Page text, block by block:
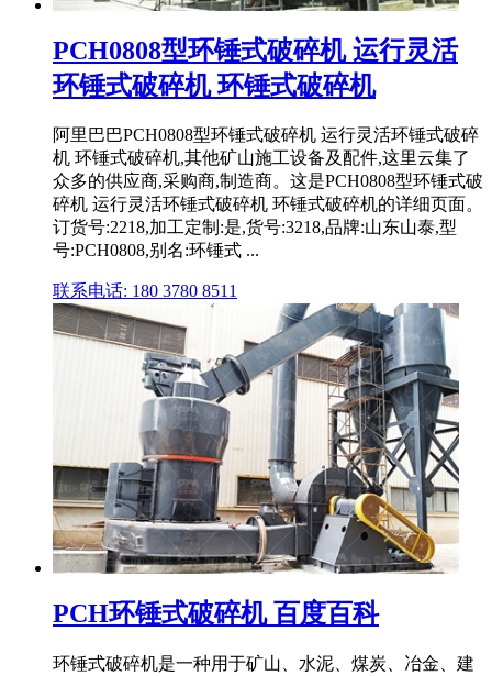
PCH0808型环锤式破碎机 运行灵活
环锤式破碎机 环锤式破碎机
阿里巴巴PCH0808型环锤式破碎机 运行灵活环锤式破碎
机 环锤式破碎机,其他矿山施工设备及配件,这里云集了
众多的供应商,采购商,制造商。这是PCH0808型环锤式破
碎机 运行灵活环锤式破碎机 环锤式破碎机的详细页面。
订货号:2218,加工定制:是,货号:3218,品牌:山东山泰,型
号:PCH0808,别名:环锤式 ...
联系电话: 180 3780 8511
PCH环锤式破碎机 百度百科
环锤式破碎机是一种用于矿山、水泥、煤炭、冶金、建